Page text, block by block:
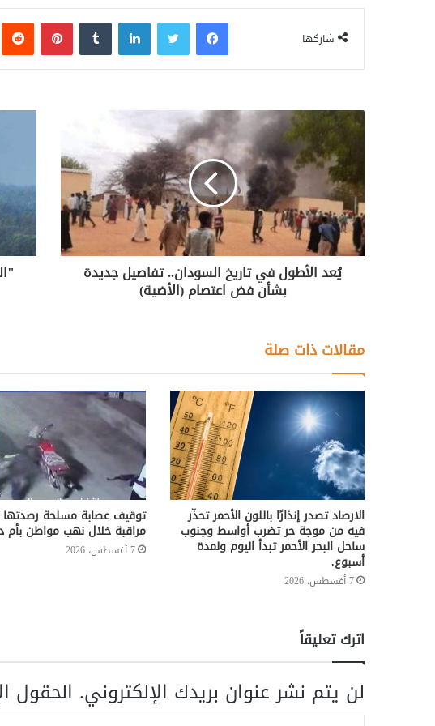
شاركها
فيسبوك لينكدإن بينتيريست
يُعد الأطول في تاريخ السودان.. تفاصيل جديدة
بشأن فض اعتصام (الأضية)
مقالات ذات صلة
الارصاد تصدر إنذارًا باللون الأحمر تحذّر
فيه من موجة حر تضرب أواسط وجنوب
ساحل البحر الأحمر تبدأ اليوم ولمدة
أسبوع.
7 أغسطس، 2026
توقيف عصابة مسلحة رصدتها
مراقبة خلال نهب مواطن بأم
7 أغسطس، 2026
اترك تعليقاً
لن يتم نشر عنوان بريدك الإلكتروني. الحقول